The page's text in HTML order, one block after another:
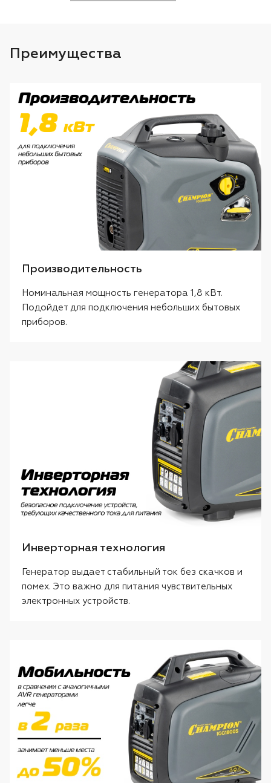
Преимущества
Производительность
Номинальная мощность генератора 1,8 кВт.
Подойдет для подключения небольших бытовых
приборов.
Инверторная технология
Генератор выдает стабильный ток без скачков и
помех. Это важно для питания чувствительных
электронных устройств.